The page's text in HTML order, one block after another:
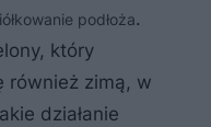
podłoża.
który
również zimą, w
działanie